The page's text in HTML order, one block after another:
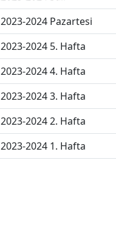
2023-2024 Pazartesi
2023-2024 5. Hafta
2023-2024 4. Hafta
2023-2024 3. Hafta
2023-2024 2. Hafta
2023-2024 1. Hafta